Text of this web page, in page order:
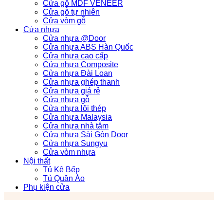
Cửa gỗ MDF VENEER
Cửa gỗ tự nhiên
Cửa vòm gỗ
Cửa nhựa
Cửa nhựa @Door
Cửa nhựa ABS Hàn Quốc
Cửa nhựa cao cấp
Cửa nhựa Composite
Cửa nhựa Đài Loan
Cửa nhựa ghép thanh
Cửa nhựa giá rẻ
Cửa nhựa gỗ
Cửa nhựa lõi thép
Cửa nhựa Malaysia
Cửa nhựa nhà tắm
Cửa nhựa Sài Gòn Door
Cửa nhựa Sungyu
Cửa vòm nhựa
Nội thất
Tủ Kệ Bếp
Tủ Quần Áo
Phụ kiện cửa